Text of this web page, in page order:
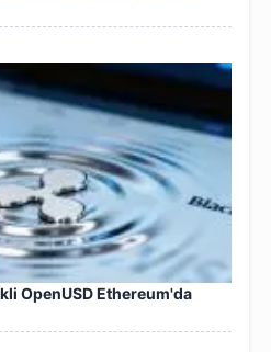
OpenUSD Ethereum'da